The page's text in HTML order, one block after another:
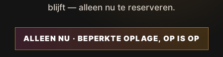
blijft — alleen nu te reserveren.
ALLEEN NU · BEPERKTE OPLAGE, OP IS OP